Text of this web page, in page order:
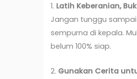
1. Latih Keberanian,
Jangan tunggu
sempurna di kepala.
belum 100% siap.
2. Gunakan Cerita